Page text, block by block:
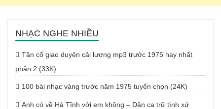
NHẠC NGHE NHIỀU
Tân cổ giao duyên cải lương mp3 trước 1975 hay nhất
phần 2 (33K)
100 bài nhạc vàng trước năm 1975 tuyển chọn (24K)
Anh có về Hà Tĩnh với em không – Dân ca trữ tình xứ